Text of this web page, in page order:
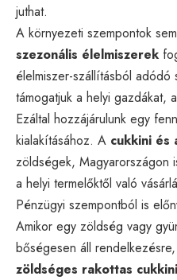
juthat.
A környezeti szempontok
szezonális élelmiszerek
élelmiszer-szállításból
támogatjuk a helyi gazdákat,
Ezáltal hozzájárulunk egy
kialakításához. A cukkini és
zöldségek, Magyarországon
a helyi termelőktől való
Pénzügyi szempontból is
Amikor egy zöldség vagy
bőségesen áll
zöldséges rakottas